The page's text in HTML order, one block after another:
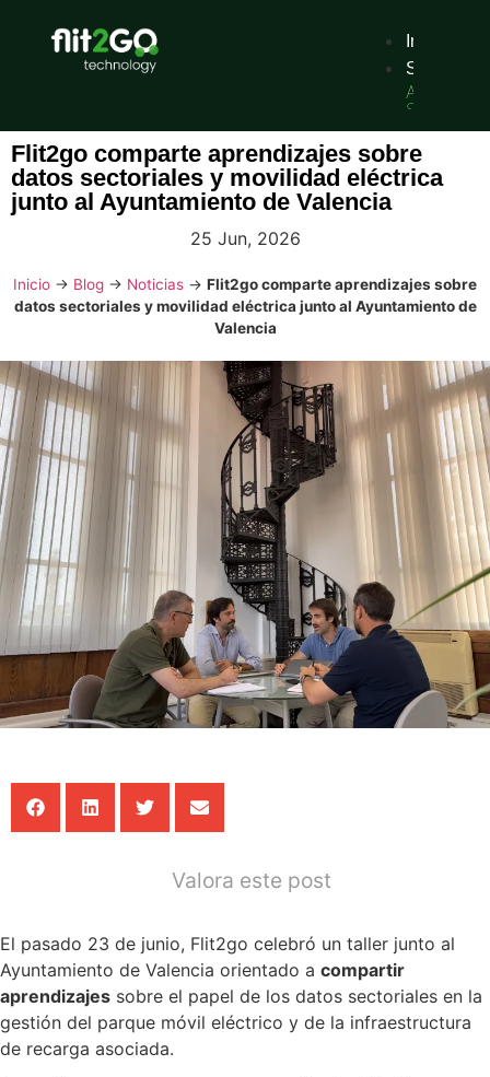
Inicio
Alquiler
Servicio
tradicional
de
alquiler
de
Servicios
de
movilidad
por
uso,
por
minutos,
horas
días.
Gestiona
el
stock
vehículos
e
servicios
de
alquiler
Movilidad
Servicio
de
flexible
aplicado
a
alquiler
Flit2go comparte aprendizajes sobre
datos sectoriales y movilidad eléctrica
junto al Ayuntamiento de Valencia
25 Jun, 2026
Inicio → Blog → Noticias → Flit2go comparte aprendizajes sobre
datos sectoriales y movilidad eléctrica junto al Ayuntamiento de
Valencia
Valora este post
El pasado 23 de junio, Flit2go celebró un taller junto al
Ayuntamiento de Valencia orientado a compartir
aprendizajes sobre el papel de los datos sectoriales en la
gestión del parque móvil eléctrico y de la infraestructura
de recarga asociada.